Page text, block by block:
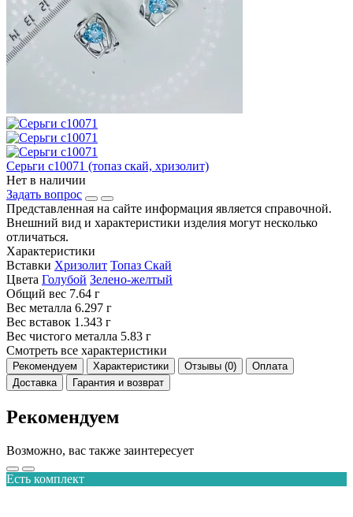
Серьги с10071 (топаз скай, хризолит)
Нет в наличии
Задать вопрос
Представленная на сайте информация является справочной.
Внешний вид и характеристики изделия могут несколько
отличаться.
Характеристики
Вставки Хризолит Топаз Скай
Цвета Голубой Зелено-желтый
Общий вес 7.64 г
Вес металла 6.297 г
Вес вставок 1.343 г
Вес чистого металла 5.83 г
Смотреть все характеристики
Рекомендуем Характеристики Отзывы (0)
Оплата
Доставка
Гарантия и возврат
Рекомендуем
Возможно, вас также заинтересует
Есть комплект